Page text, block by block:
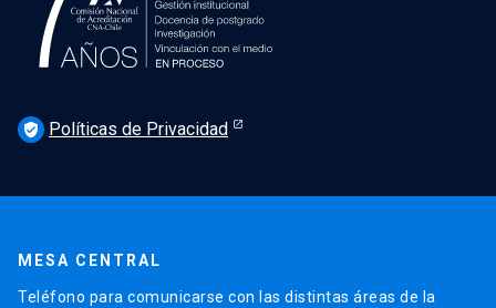
verified_user Políticas de Privacidad
MESA CENTRAL
Teléfono para comunicarse con las distintas áreas de la